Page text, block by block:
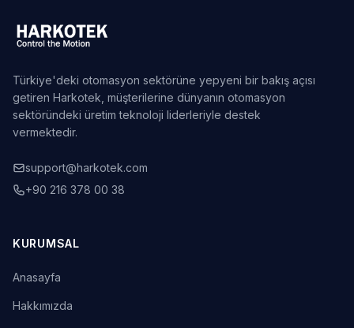
Türkiye'deki otomasyon sektörüne yepyeni bir bakış açısı
getiren Harkotek, müşterilerine dünyanın otomasyon
sektöründeki üretim teknoloji liderleriyle destek
vermektedir.
support@harkotek.com
+90 216 378 00 38
KURUMSAL
Anasayfa
Hakkımızda